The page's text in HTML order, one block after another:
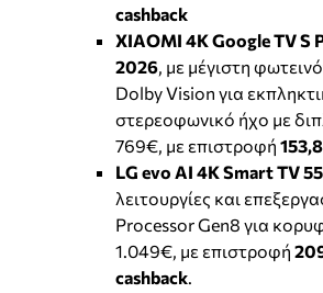
cashback
XIAOMI 4K Google TV S
2026, με μέγιστη
Dolby Vision για
στερεοφωνικό ήχο με
769€, με επιστροφή
LG evo AI 4K Smart TV
λειτουργίες και
Processor Gen8 για
1.049€, με επιστροφή
cashback.